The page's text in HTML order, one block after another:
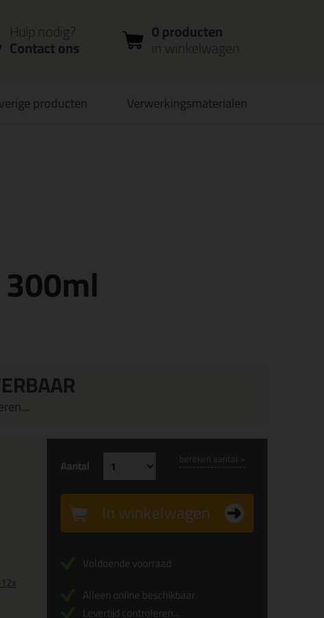
in winkelwagen
account
Hulp nodig?
Contact ons
0 producten
in winkelwagen
producten Verwerkingsmaterialen
Aantal bereken aantal >
In winkelwagen
Voldoende voorraad
Alleen online beschikbaar
Levertijd controleren...